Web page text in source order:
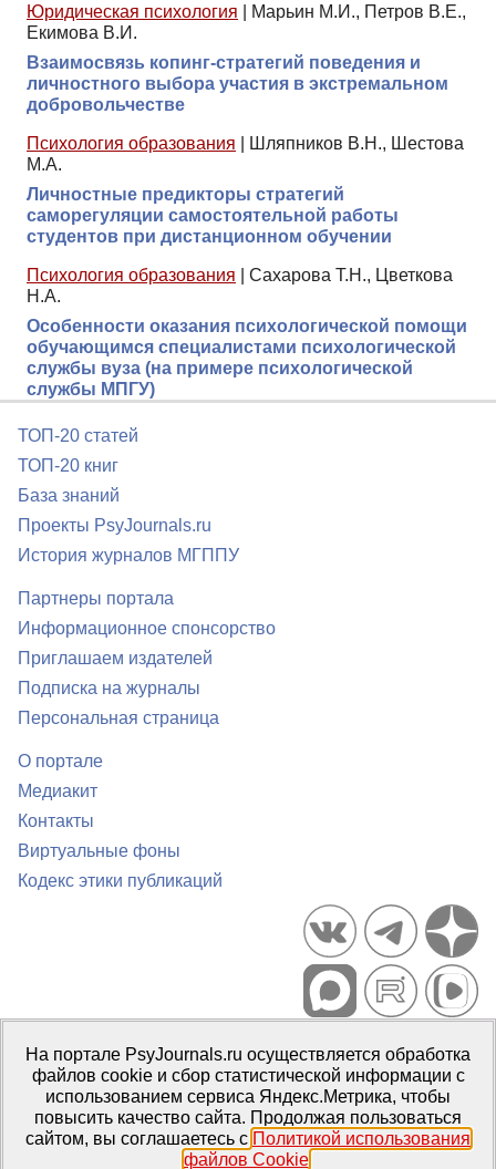
Юридическая психология
Марьин М.И., Петров В.Е.,
Екимова В.И.
Взаимосвязь копинг-стратегий поведения и
личностного выбора участия в экстремальном
добровольчестве
Психология образования
Шляпников В.Н., Шестова
М.А.
Личностные предикторы стратегий
саморегуляции самостоятельной работы
студентов при дистанционном обучении
Психология образования
Сахарова Т.Н., Цветкова
Н.А.
Особенности оказания психологической помощи
обучающимся специалистами психологической
службы вуза (на примере психологической
службы МПГУ)
ТОП-20 статей
ТОП-20 книг
База знаний
Проекты PsyJournals.ru
История журналов МГППУ
Партнеры портала
Информационное спонсорство
Приглашаем издателей
Подписка на журналы
Персональная страница
О портале
Медиакит
Контакты
Виртуальные фоны
Кодекс этики публикаций
Портал психологических изданий PsyJournals.ru, 2007–2026
Правила использования материалов
Свидетельство регистрации СМИЭл № ФС77-66447 от 14 июля
2016 г.
Издатель: ФГБОУ ВО МГППУ
На портале PsyJournals.ru осуществляется обработка
файлов cookie и сбор статистической информации с
использованием сервиса Яндекс.Метрика, чтобы
повысить качество сайта. Продолжая пользоваться
сайтом, вы соглашаетесь с Политикой использования
файлов Cookie.